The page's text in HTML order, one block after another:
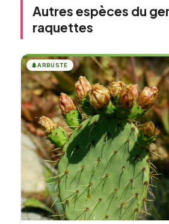
Autres espèces du
raquettes
🌲ARBUSTE